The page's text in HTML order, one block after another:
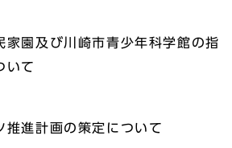
園及び川崎市青少年科学館の指
いて
進計画の策定について